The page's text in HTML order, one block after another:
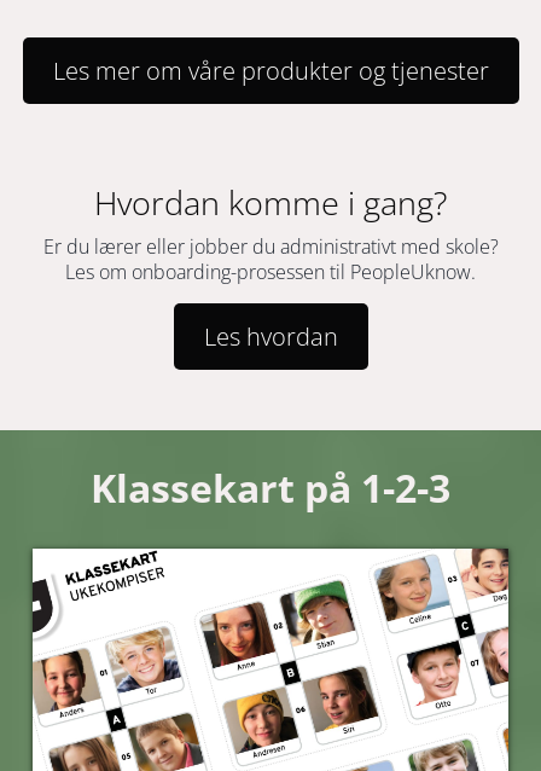
Les mer om våre produkter og tjenester
Hvordan komme i gang?
Er du lærer eller jobber du administrativt med skole?
Les om onboarding-prosessen til PeopleUknow.
Les hvordan
Klassekart på 1-2-3